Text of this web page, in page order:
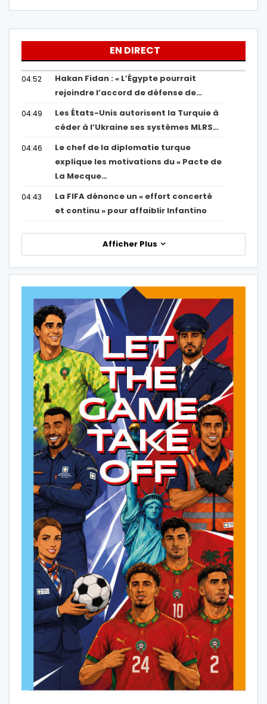
EN DIRECT
04:52
Hakan Fidan : « L’Égypte pourrait
rejoindre l’accord de défense de…
04:49
Les États-Unis autorisent la Turquie à
céder à l’Ukraine ses systèmes MLRS…
04:46
Le chef de la diplomatie turque
explique les motivations du « Pacte de
La Mecque…
04:43
La FIFA dénonce un « effort concerté
et continu » pour affaiblir Infantino
Afficher Plus